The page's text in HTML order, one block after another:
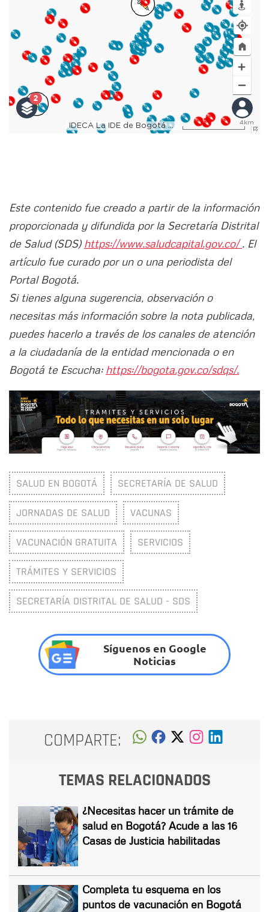
Este contenido fue creado a partir de la información
proporcionada y difundida por la Secretaría Distrital
de Salud (SDS) https://www.saludcapital.gov.co/. El
artículo fue curado por un o una periodista del
Portal Bogotá.
Si tienes alguna sugerencia, observación o
necesitas más información sobre la nota publicada,
puedes hacerlo a través de los canales de atención
a la ciudadanía de la entidad mencionada o en
Bogotá te Escucha: https://bogota.gov.co/sdqs/.
SALUD EN BOGOTÁ SECRETARÍA DE SALUD
JORNADAS DE SALUD VACUNAS
VACUNACIÓN GRATUITA SERVICIOS
TRÁMITES Y SERVICIOS
SECRETARÍA DISTRITAL DE SALUD - SDS
Síguenos en Google
Noticias
COMPARTE:
TEMAS RELACIONADOS
¿Necesitas hacer un trámite de
salud en Bogotá? Acude a las 16
Casas de Justicia habilitadas
Completa tu esquema en los
puntos de vacunación en Bogotá